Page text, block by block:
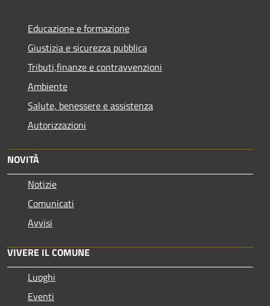
Educazione e formazione
Giustizia e sicurezza pubblica
Tributi,finanze e contravvenzioni
Ambiente
Salute, benessere e assistenza
Autorizzazioni
NOVITÀ
Notizie
Comunicati
Avvisi
VIVERE IL COMUNE
Luoghi
Eventi